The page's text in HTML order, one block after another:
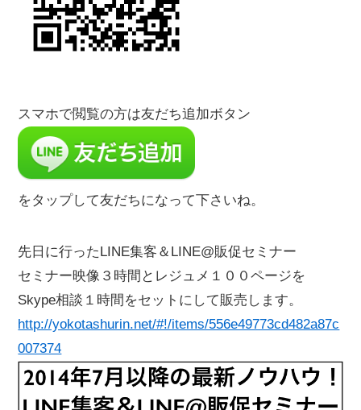
スマホで閲覧の方は友だち追加ボタン
をタップして友だちになって下さいね。
先日に行ったLINE集客＆LINE@販促セミナー
セミナー映像３時間とレジュメ１００ページを
Skype相談１時間をセットにして販売します。
http://yokotashurin.net/#!/items/556e49773cd482a87c
007374